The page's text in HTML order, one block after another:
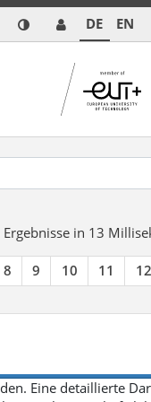
DE EN
Ergebnisse in 13
8 9 10 11 12
Eine detaillierte